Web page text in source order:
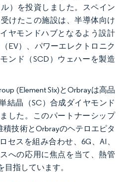
）を投資しました。スペイン
けたこの施設は、半導体向け
ヤモンドハブとなるよう設計
EV）、パワーエレクトロニク
ンド（SCD）ウェハーを製造
(Element Six)とOrbrayは高品
結晶（SC）合成ダイヤモンド
した。このパートナーシップ
積技術とOrbrayのヘテロエピタ
セスを組み合わせ、6G、AI、
への応用に焦点を当て、熱管
指しています。